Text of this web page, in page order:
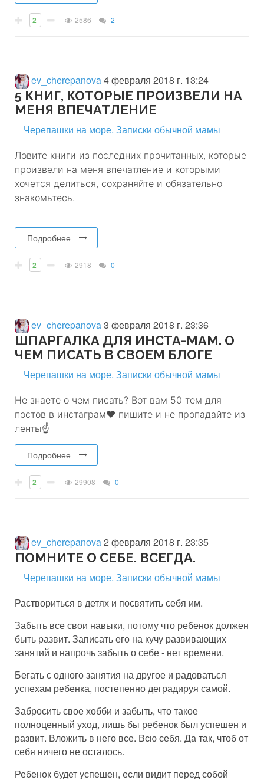
2 2586 2
ev_cherepanova4 февраля 2018 г. 13:24
5 КНИГ, КОТОРЫЕ ПРОИЗВЕЛИ НА
МЕНЯ ВПЕЧАТЛЕНИЕ
Черепашки на море. Записки обычной мамы
Ловите книги из последних прочитанных, которые
произвели на меня впечатление и которыми
хочется делиться, сохраняйте и обязательно
знакомьтесь.
Подробнее
2 2918 0
ev_cherepanova3 февраля 2018 г. 23:36
ШПАРГАЛКА ДЛЯ ИНСТА-МАМ. О
ЧЕМ ПИСАТЬ В СВОЕМ БЛОГЕ
Черепашки на море. Записки обычной мамы
Не знаете о чем писать? Вот вам 50 тем для
постов в инстаграм❤ пишите и не пропадайте из
ленты☝
Подробнее
2 29908 0
ev_cherepanova2 февраля 2018 г. 23:35
ПОМНИТЕ О СЕБЕ. ВСЕГДА.
Черепашки на море. Записки обычной мамы
Раствориться в детях и посвятить себя им.
Забыть все свои навыки, потому что ребенок должен
быть развит. Записать его на кучу развивающих
занятий и напрочь забыть о себе - нет времени.
Бегать с одного занятия на другое и радоваться
успехам ребенка, постепенно деградируя самой.
Забросить свое хобби и забыть, что такое
полноценный уход, лишь бы ребенок был успешен и
развит. Вложить в него все. Всю себя. Да так, чтоб от
себя ничего не осталось.
Ребенок будет успешен, если видит перед собой